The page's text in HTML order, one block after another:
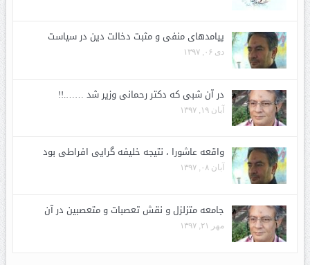
پیامدهای منفی و مثبت دخالت دین در سیاست
دی ۰۶, ۱۳۹۷
در آن شبی که دکتر رحمانی وزیر شد …….!!
آبان ۱۹, ۱۳۹۷
واقعه عاشورا ، نتیجه خلیفه گرایی افراطی بود
آبان ۰۸, ۱۳۹۷
جامعه متزلزل و نقش تعصبات و متعصبین در آن
مهر ۲۱, ۱۳۹۷